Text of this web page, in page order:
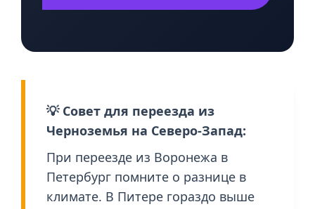
💡 Совет для переезда из
Черноземья на Северо-Запад:
При переезде из Воронежа в
Петербург помните о разнице в
климате. В Питере гораздо выше